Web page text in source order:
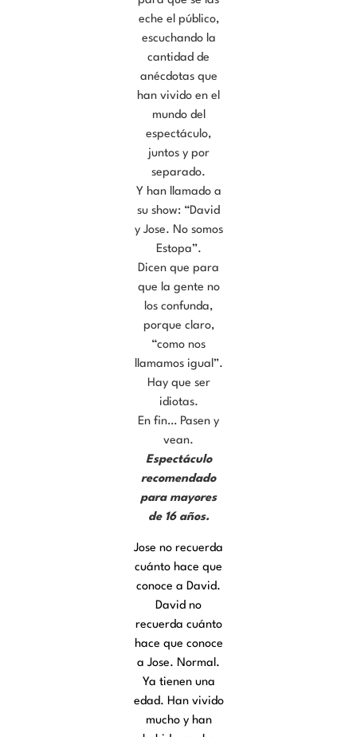
eche el público,
escuchando la
cantidad de
anécdotas que
han vivido en el
mundo del
espectáculo,
juntos y por
separado.
Y han llamado a
su show: “David
y Jose. No somos
Estopa”.
Dicen que para
que la gente no
los confunda,
porque claro,
“como nos
llamamos igual”.
Hay que ser
idiotas.
En fin… Pasen y
vean.
Espectáculo
recomendado
para mayores
de 16 años.
Jose no recuerda
cuánto hace que
conoce a David.
David no
recuerda cuánto
hace que conoce
a Jose. Normal.
Ya tienen una
edad. Han vivido
mucho y han